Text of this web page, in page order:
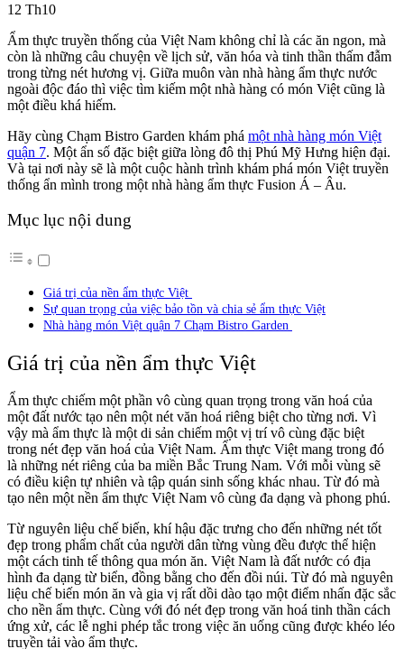
12 Th10
Ẩm thực truyền thống của Việt Nam không chỉ là các ăn ngon, mà
còn là những câu chuyện về lịch sử, văn hóa và tinh thần thấm đẫm
trong từng nét hương vị. Giữa muôn vàn nhà hàng ẩm thực nước
ngoài độc đáo thì việc tìm kiếm một nhà hàng có món Việt cũng là
một điều khá hiếm.
Hãy cùng Chạm Bistro Garden khám phá một nhà hàng món Việt
quận 7. Một ẩn số đặc biệt giữa lòng đô thị Phú Mỹ Hưng hiện đại.
Và tại nơi này sẽ là một cuộc hành trình khám phá món Việt truyền
thống ẩn mình trong một nhà hàng ẩm thực Fusion Á – Âu.
Mục lục nội dung
Giá trị của nền ẩm thực Việt
Sự quan trọng của việc bảo tồn và chia sẻ ẩm thực Việt
Nhà hàng món Việt quận 7 Chạm Bistro Garden
Giá trị của nền ẩm thực Việt
Ẩm thực chiếm một phần vô cùng quan trọng trong văn hoá của
một đất nước tạo nên một nét văn hoá riêng biệt cho từng nơi. Vì
vậy mà ẩm thực là một di sản chiếm một vị trí vô cùng đặc biệt
trong nét đẹp văn hoá của Việt Nam. Ẩm thực Việt mang trong đó
là những nét riêng của ba miền Bắc Trung Nam. Với mỗi vùng sẽ
có điều kiện tự nhiên và tập quán sinh sống khác nhau. Từ đó mà
tạo nên một nền ẩm thực Việt Nam vô cùng đa dạng và phong phú.
Từ nguyên liệu chế biến, khí hậu đặc trưng cho đến những nét tốt
đẹp trong phẩm chất của người dân từng vùng đều được thể hiện
một cách tinh tế thông qua món ăn. Việt Nam là đất nước có địa
hình đa dạng từ biển, đồng bằng cho đến đồi núi. Từ đó mà nguyên
liệu chế biến món ăn và gia vị rất dồi dào tạo một điểm nhấn đặc sắc
cho nền ẩm thực. Cùng với đó nét đẹp trong văn hoá tinh thần cách
ứng xử, các lễ nghi phép tắc trong việc ăn uống cũng được khéo léo
truyền tải vào ẩm thực.